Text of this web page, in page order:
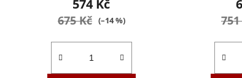
574 Kč
675 Kč (–14 %)